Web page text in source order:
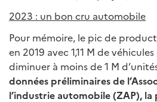
2023 : un bon cru automobile
Pour mémoire, le pic de
en 2019 avec 1,11 M de
diminuer à moins de 1 M
données préliminaires de
l’industrie automobile (ZAP),